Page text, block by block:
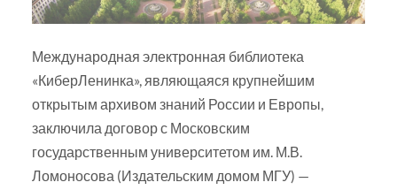
Международная электронная библиотека
«КиберЛенинка», являющаяся крупнейшим
открытым архивом знаний России и Европы,
заключила договор с Московским
государственным университетом им. М.В.
Ломоносова (Издательским домом МГУ) —